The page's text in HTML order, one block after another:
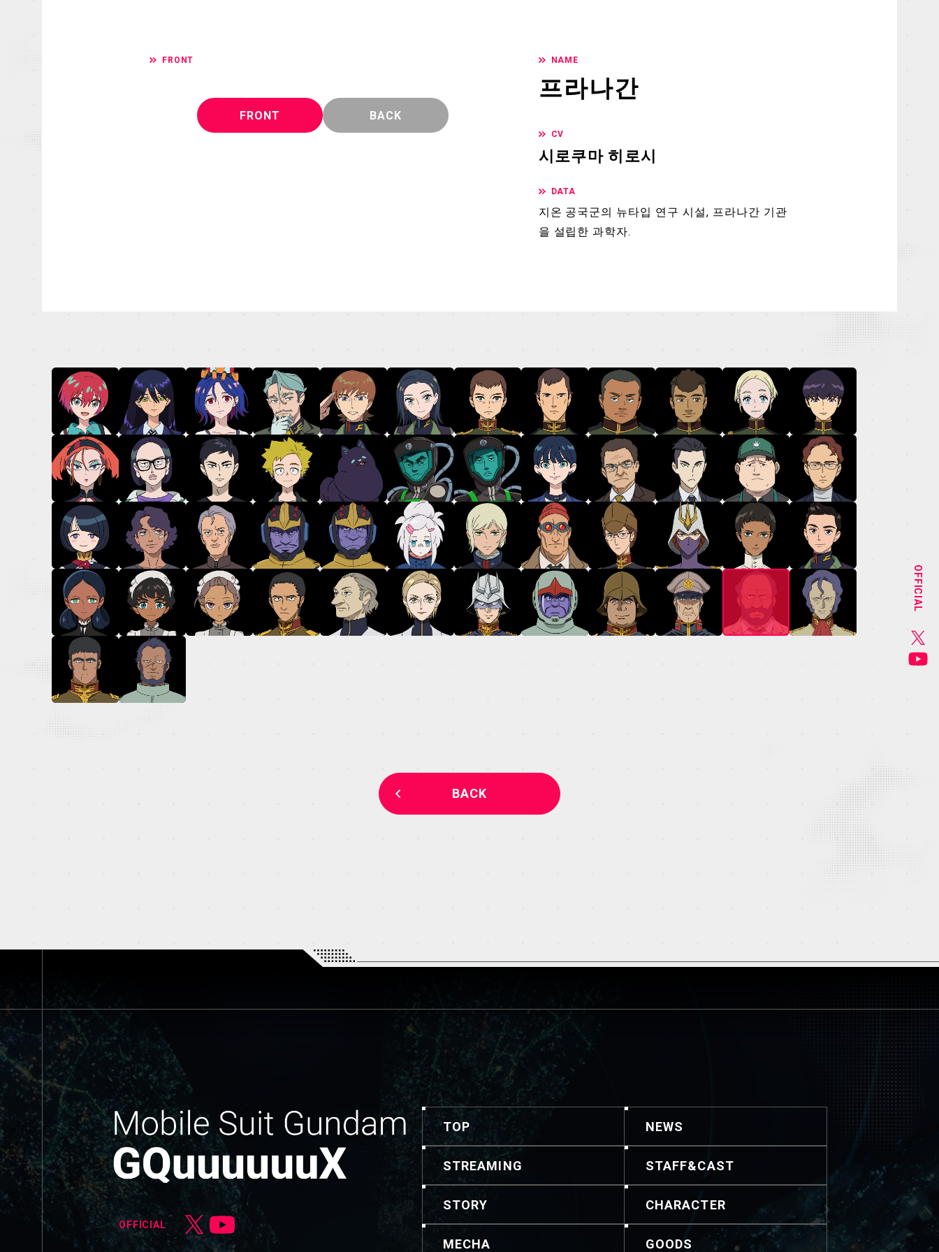
OFFICIAL
TOP NEWS
STREAMING STAFF&CAST
STORY CHARACTER
MECHA GOODS
OFFICIAL
FRONT
FRONT BACK
NAME
프라나간
CV
시로쿠마 히로시
DATA
지온 공국군의 뉴타입 연구 시설, 프라나간 기관
을 설립한 과학자.
BACK
OFFICIAL
TOP NEWS
STREAMING STAFF&CAST
STORY CHARACTER
MECHA GOODS